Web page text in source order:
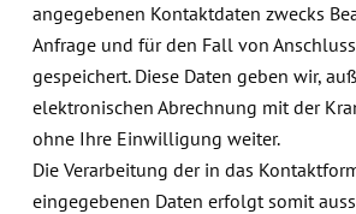
angegebenen Kontaktdaten zwecks
Anfrage und für den Fall von
gespeichert. Diese Daten geben wir,
elektronischen Abrechnung mit der
ohne Ihre Einwilligung weiter.
Die Verarbeitung der in das
eingegebenen Daten erfolgt somit